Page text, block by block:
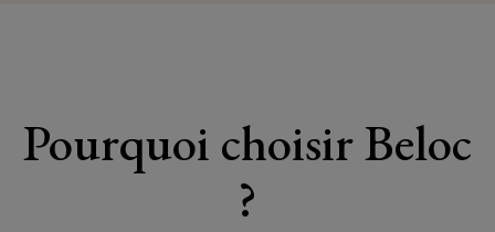
Pourquoi choisir Beloc
?